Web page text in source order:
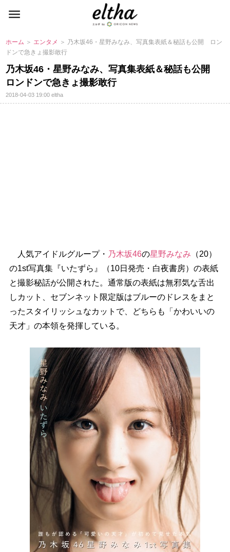
ホーム ＞ エンタメ ＞ 乃木坂46・星野みなみ、写真集表紙＆秘話も公開 ロン
ドンで急きょ撮影敢行
乃木坂46・星野みなみ、写真集表紙＆秘話も公開
ロンドンで急きょ撮影敢行
2018-04-03 19:00eltha
人気アイドルグループ・ 乃木坂46の星野みなみ （20）
の1st写真集『いたずら』（10日発売・白夜書房）の表紙
と撮影秘話が公開された。通常版の表紙は無邪気な舌出
しカット、セブンネット限定版はブルーのドレスをまと
ったスタイリッシュなカットで、どちらも「かわいいの
天才」の本領を発揮している。